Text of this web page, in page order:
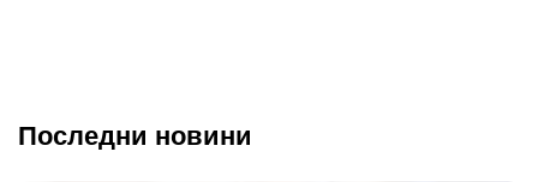
Последни новини